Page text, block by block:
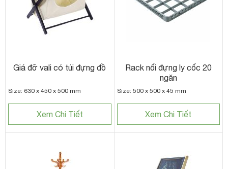
Giá đỡ vali có túi đựng đồ
Size: 630 x 450 x 500 mm
Xem Chi Tiết
Rack nối đựng ly cốc 20
ngăn
Size: 500 x 500 x 45 mm
Xem Chi Tiết